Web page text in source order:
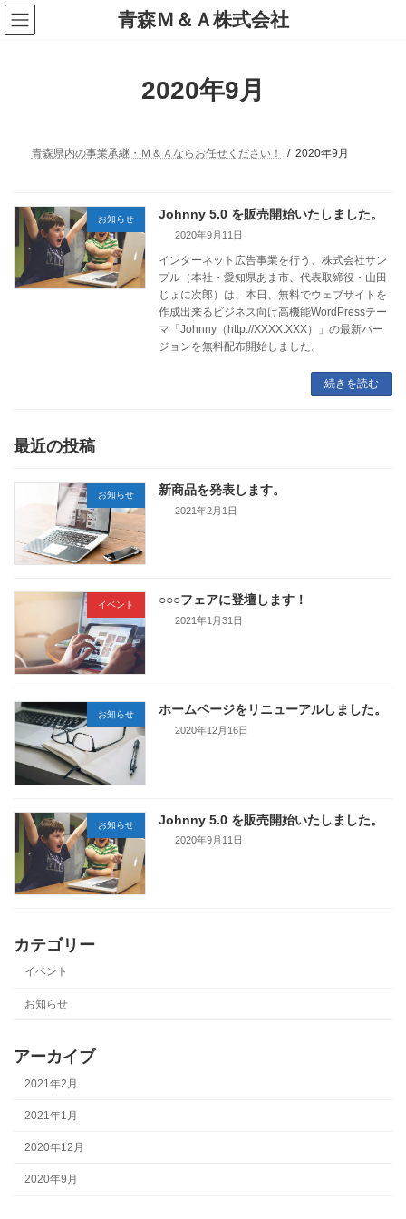
コ
ン
テ
ナ
ビ
ゲ
青森Ｍ＆Ａ株式会社
2020年9月
青森県内の事業承継・Ｍ＆Ａならお任せください！ 2020年9月
お知らせ Johnny 5.0 を販売開始いたしました。
2020年9月11日
インターネット広告事業を行う、株式会社サン
プル（本社・愛知県あま市、代表取締役・山田
じょに次郎）は、本日、無料でウェブサイトを
作成出来るビジネス向け高機能WordPressテー
マ「Johnny（http://XXXX.XXX）」の最新バー
ジョンを無料配布開始しました。
続きを読む
最近の投稿
お知らせ 新商品を発表します。
2021年2月1日
イベント ○○○フェアに登壇します！
2021年1月31日
お知らせ ホームページをリニューアルしました。
2020年12月16日
お知らせ Johnny 5.0 を販売開始いたしました。
2020年9月11日
カテゴリー
イベント
お知らせ
アーカイブ
2021年2月
2021年1月
2020年12月
2020年9月